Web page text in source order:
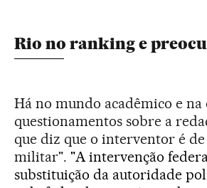
Rio no ranking e
Há no mundo acadêmico e na
questionamentos sobre a
que diz que o interventor é
militar". "A intervenção
substituição da autoridade